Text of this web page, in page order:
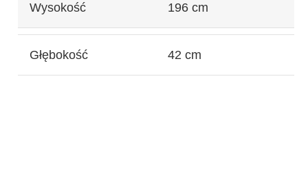
Wysokość 196 cm
Głębokość 42 cm